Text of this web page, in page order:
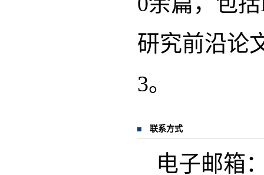
研究前沿论
3。
联系方式
电子邮箱